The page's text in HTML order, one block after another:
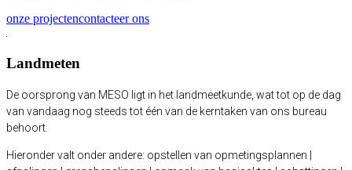
onze projectencontacteer ons
Landmeten
De oorsprong van MESO ligt in het landmeetkunde, wat tot op de dag
van vandaag nog steeds tot één van de kerntaken van ons bureau
behoort.
Hieronder valt onder andere: opstellen van opmetingsplannen |